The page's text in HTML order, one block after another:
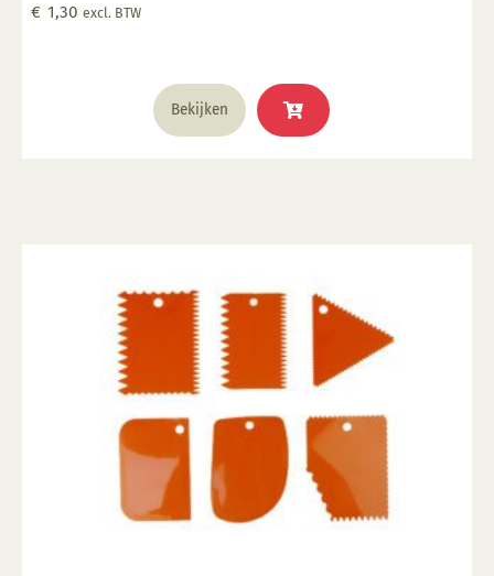
€ 1,30 excl. BTW
Bekijken